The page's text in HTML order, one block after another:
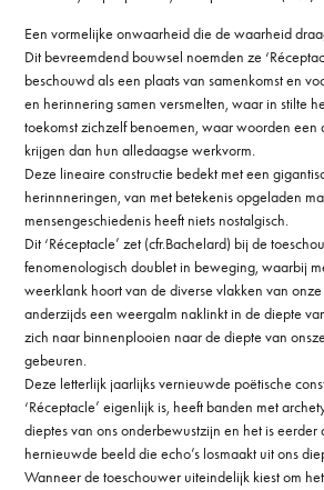
Een vormelijke onwaarheid die de waarheid
Dit bevreemdend bouwsel noemden ze
beschouwd als een plaats van samenkomst en
en herinnering samen versmelten, waar in stilte
toekomst zichzelf benoemen, waar woorden een
krijgen dan hun alledaagse werkvorm.
Deze lineaire constructie bedekt met een
herinnneringen, van met betekenis opgeladen
mensengeschiedenis heeft niets nostalgisch.
Dit ‘Réceptacle’ zet (cfr.Bachelard) bij de
fenomenologisch doublet in beweging, waarbij
weerklank hoort van de diverse vlakken van
anderzijds een weergalm naklinkt in de diepte
zich naar binnenplooien naar de diepte van
gebeuren.
Deze letterlijk jaarlijks vernieuwde poëtische
‘Réceptacle’ eigenlijk is, heeft banden met
dieptes van ons onderbewustzijn en het is
hernieuwde beeld die echo’s losmaakt uit ons
Wanneer de toeschouwer uiteindelijk kiest om het